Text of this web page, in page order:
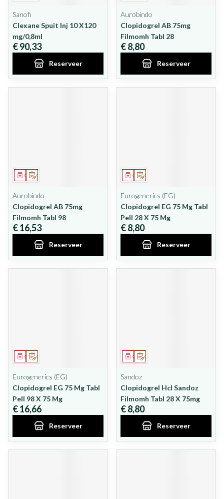
Sanofi
Clexane Spuit Inj 10 X120
mg/0,8ml
€ 90,33
Reserveer
Aurobindo
Clopidogrel AB 75mg
Filmomh Tabl 28
€ 8,80
Reserveer
Op voorschrift
Geneesmiddel
Aurobindo
Clopidogrel AB 75mg
Filmomh Tabl 98
€ 16,53
Reserveer
Op voorschrift
Geneesmiddel
Eurogenerics (EG)
Clopidogrel EG 75 Mg Tabl
Pell 28 X 75 Mg
€ 8,80
Reserveer
Op voorschrift
Geneesmiddel
Eurogenerics (EG)
Clopidogrel EG 75 Mg Tabl
Pell 98 X 75 Mg
€ 16,66
Reserveer
Op voorschrift
Geneesmiddel
Sandoz
Clopidogrel Hcl Sandoz
Filmomh Tabl 28 X 75mg
€ 8,80
Reserveer